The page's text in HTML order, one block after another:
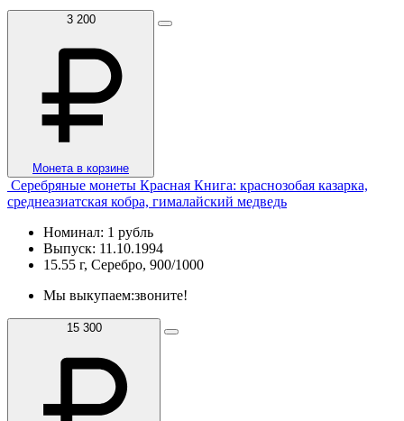
3 200
Монета в корзине
Серебряные монеты Красная Книга: краснозобая казарка,
среднеазиатская кобра, гималайский медведь
Номинал: 1 рубль
Выпуск: 11.10.1994
15.55 г, Серебро, 900/1000
Мы выкупаем:звоните!
15 300